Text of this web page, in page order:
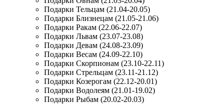
Подарки Тельцам (21.04-20.05)
Подарки Близнецам (21.05-21.06)
Подарки Ракам (22.06-22.07)
Подарки Львам (23.07-23.08)
Подарки Девам (24.08-23.09)
Подарки Весам (24.09-22.10)
Подарки Скорпионам (23.10-22.11)
Подарки Стрельцам (23.11-21.12)
Подарки Козерогам (22.12-20.01)
Подарки Водолеям (21.01-19.02)
Подарки Рыбам (20.02-20.03)